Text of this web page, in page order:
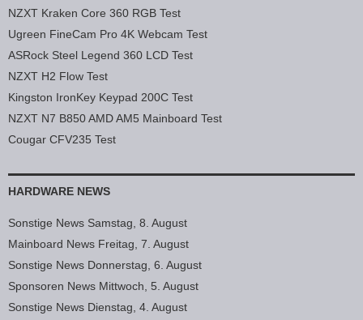
NZXT Kraken Core 360 RGB Test
Ugreen FineCam Pro 4K Webcam Test
ASRock Steel Legend 360 LCD Test
NZXT H2 Flow Test
Kingston IronKey Keypad 200C Test
NZXT N7 B850 AMD AM5 Mainboard Test
Cougar CFV235 Test
HARDWARE NEWS
Sonstige News Samstag, 8. August
Mainboard News Freitag, 7. August
Sonstige News Donnerstag, 6. August
Sponsoren News Mittwoch, 5. August
Sonstige News Dienstag, 4. August